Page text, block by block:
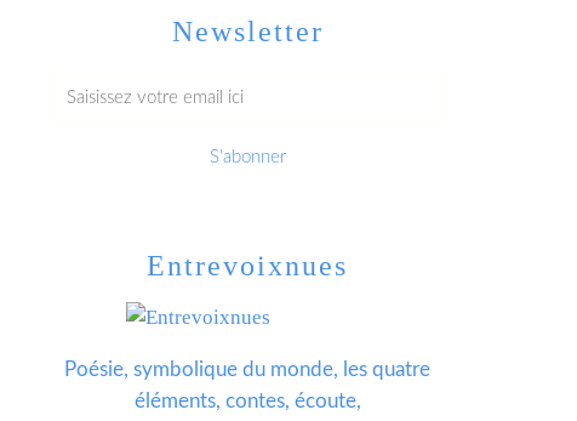
Newsletter
Entrevoixnues
Poésie, symbolique du monde, les quatre
éléments, contes, écoute,